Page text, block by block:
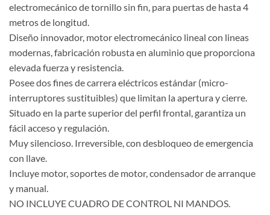
electromecánico de tornillo sin fin, para puertas de hasta 4
metros de longitud.
Diseño innovador, motor electromecánico lineal con lineas
modernas, fabricación robusta en aluminio que proporciona
elevada fuerza y resistencia.
Posee dos fines de carrera eléctricos estándar (micro-
interruptores sustituibles) que limitan la apertura y cierre.
Situado en la parte superior del perfil frontal, garantiza un
fácil acceso y regulación.
Muy silencioso. Irreversible, con desbloqueo de emergencia
con llave.
Incluye motor, soportes de motor, condensador de arranque
y manual.
NO INCLUYE CUADRO DE CONTROL NI MANDOS.